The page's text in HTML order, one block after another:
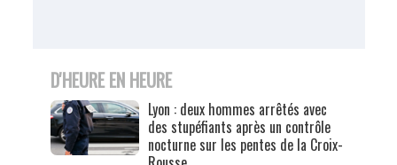
D'HEURE EN HEURE
Lyon : deux hommes arrêtés avec
des stupéfiants après un contrôle
nocturne sur les pentes de la Croix-